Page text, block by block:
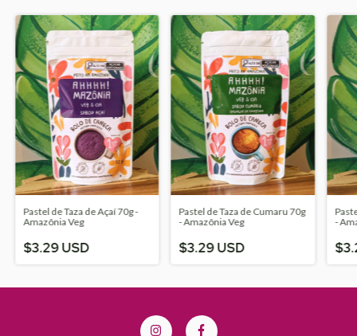
Pastel de Taza de Açaí 70g -
Amazônia Veg
$3.29 USD
Pastel de Taza de Cumaru 70g
- Amazônia Veg
$3.29 USD
-